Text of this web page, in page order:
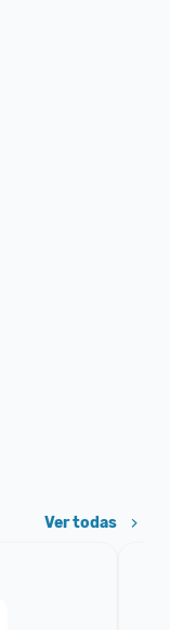
Ver todas